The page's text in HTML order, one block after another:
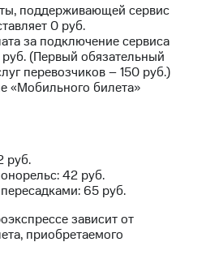
поддерживающей сервис
0 руб.
за подключение сервиса
(Первый обязательный
перевозчиков – 150 руб.)
«Мобильного билета»
руб.
42 руб.
65 руб.
зависит от
приобретаемого